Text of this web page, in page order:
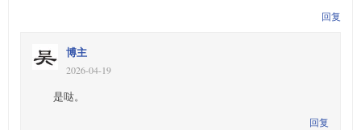
回复
博主
2026-04-19
是哒。
回复